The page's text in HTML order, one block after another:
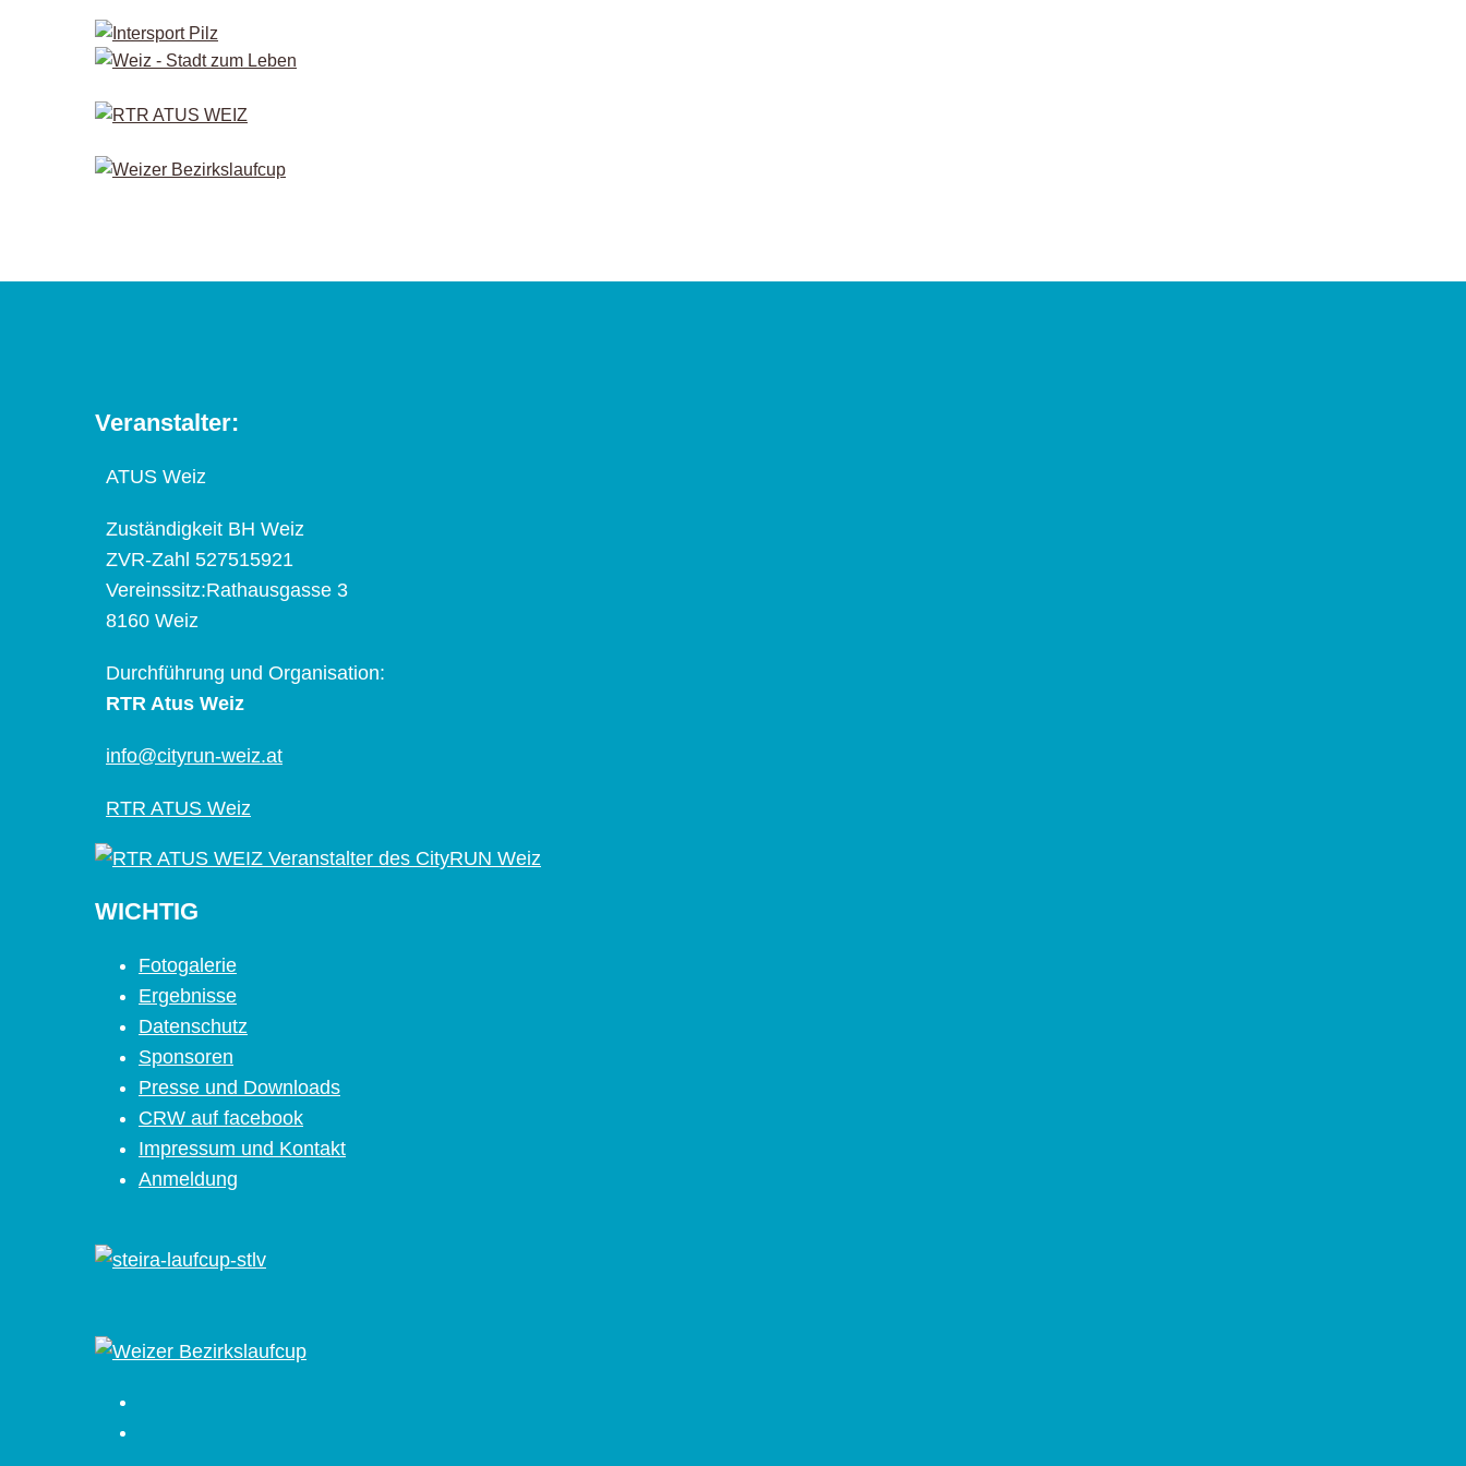
Veranstalter:
ATUS Weiz
Zuständigkeit BH Weiz
ZVR-Zahl 527515921
Vereinssitz:Rathausgasse 3
8160 Weiz
Durchführung und Organisation:
RTR Atus Weiz
info@cityrun-weiz.at
RTR ATUS Weiz
WICHTIG
Fotogalerie
Ergebnisse
Datenschutz
Sponsoren
Presse und Downloads
CRW auf facebook
Impressum und Kontakt
Anmeldung